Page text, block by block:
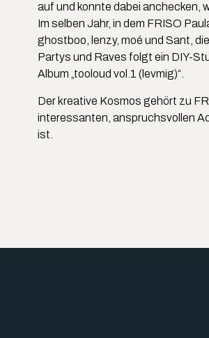
auf und konnte dabei anchecken,
Im selben Jahr, in dem FRISO
ghostboo, lenzy, moé und Sant,
Partys und Raves folgt ein DIY-
Album „tooloud vol.1 (levmig)“.
Der kreative Kosmos gehört zu
interessanten, anspruchsvollen
ist.